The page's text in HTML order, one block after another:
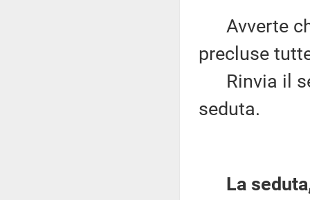
Avverte
precluse
Rinvia il
seduta.
La